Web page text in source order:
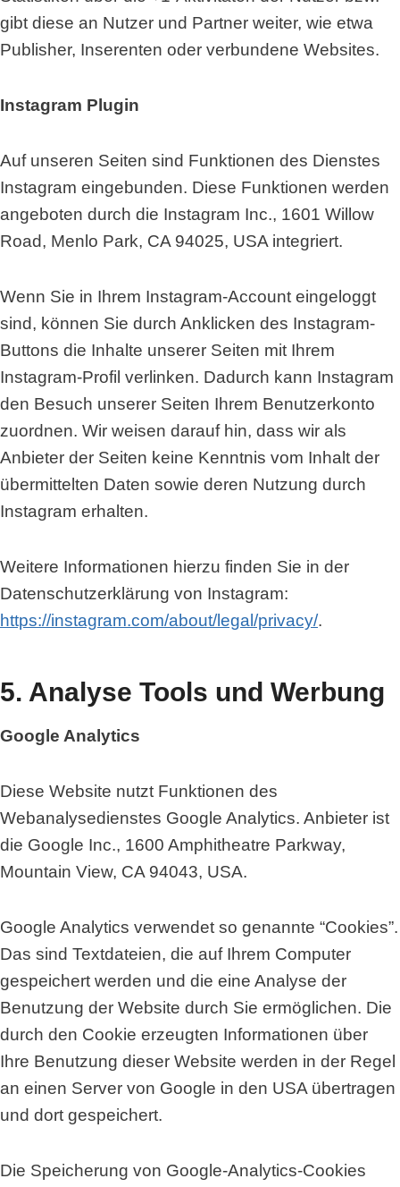
gibt diese an Nutzer und Partner weiter, wie etwa
Publisher, Inserenten oder verbundene Websites.
Instagram Plugin
Auf unseren Seiten sind Funktionen des Dienstes
Instagram eingebunden. Diese Funktionen werden
angeboten durch die Instagram Inc., 1601 Willow
Road, Menlo Park, CA 94025, USA integriert.
Wenn Sie in Ihrem Instagram-Account eingeloggt
sind, können Sie durch Anklicken des Instagram-
Buttons die Inhalte unserer Seiten mit Ihrem
Instagram-Profil verlinken. Dadurch kann Instagram
den Besuch unserer Seiten Ihrem Benutzerkonto
zuordnen. Wir weisen darauf hin, dass wir als
Anbieter der Seiten keine Kenntnis vom Inhalt der
übermittelten Daten sowie deren Nutzung durch
Instagram erhalten.
Weitere Informationen hierzu finden Sie in der
Datenschutzerklärung von Instagram:
https://instagram.com/about/legal/privacy/.
5. Analyse Tools und Werbung
Google Analytics
Diese Website nutzt Funktionen des
Webanalysedienstes Google Analytics. Anbieter ist
die Google Inc., 1600 Amphitheatre Parkway,
Mountain View, CA 94043, USA.
Google Analytics verwendet so genannte “Cookies”.
Das sind Textdateien, die auf Ihrem Computer
gespeichert werden und die eine Analyse der
Benutzung der Website durch Sie ermöglichen. Die
durch den Cookie erzeugten Informationen über
Ihre Benutzung dieser Website werden in der Regel
an einen Server von Google in den USA übertragen
und dort gespeichert.
Die Speicherung von Google-Analytics-Cookies